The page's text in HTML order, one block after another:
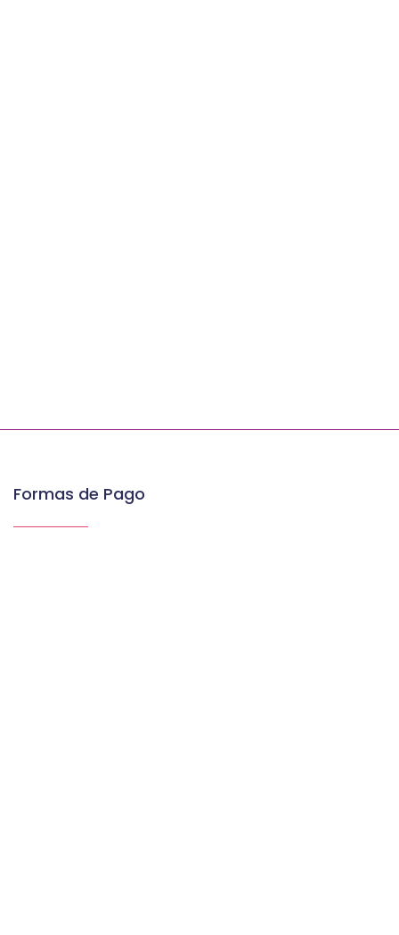
Formas de Pago